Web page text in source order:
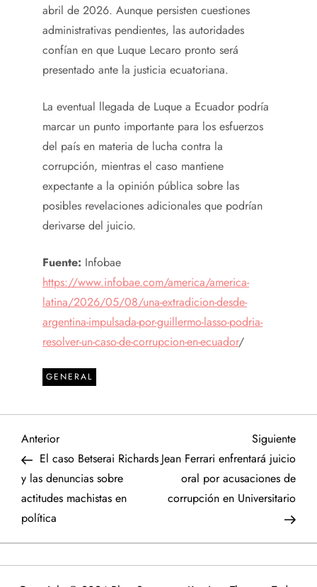
abril de 2026. Aunque persisten cuestiones
administrativas pendientes, las autoridades
confían en que Luque Lecaro pronto será
presentado ante la justicia ecuatoriana.
La eventual llegada de Luque a Ecuador podría
marcar un punto importante para los esfuerzos
del país en materia de lucha contra la
corrupción, mientras el caso mantiene
expectante a la opinión pública sobre las
posibles revelaciones adicionales que podrían
derivarse del juicio.
Fuente: Infobae
https://www.infobae.com/america/america-
latina/2026/05/08/una-extradicion-desde-
argentina-impulsada-por-guillermo-lasso-podria-
resolver-un-caso-de-corrupcion-en-ecuador/
GENERAL
N
a
v
e
g
Entrada
anterior
Anterior
El caso Betserai Richards
y las denuncias sobre
actitudes machistas en
política
Siguiente
Jean Ferrari enfrentará juicio
oral por acusaciones de
corrupción en Universitario